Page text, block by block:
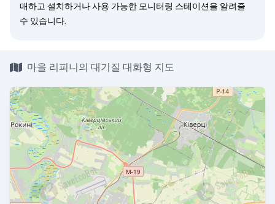
매하고 설치하거나 사용 가능한 모니터링 스테이션을 알려줄
수 있습니다.
마을 리피니의 대기질 대화형 지도